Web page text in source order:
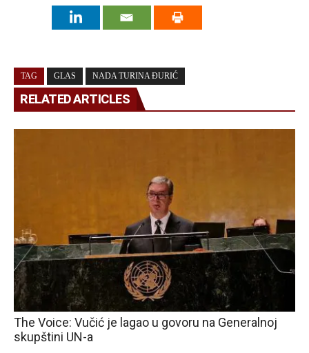
TAG GLAS NADA TURINA ĐURIĆ
RELATED ARTICLES
The Voice: Vučić je lagao u govoru na Generalnoj
skupštini UN-a